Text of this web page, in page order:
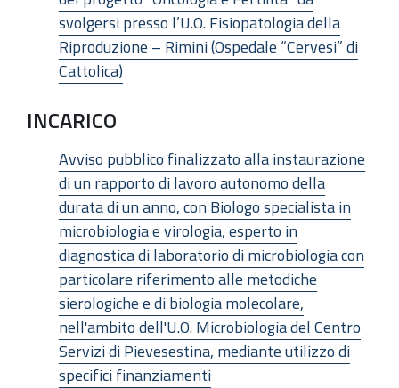
svolgersi presso l’U.O. Fisiopatologia della
Riproduzione – Rimini (Ospedale “Cervesi” di
Cattolica)
INCARICO
Avviso pubblico finalizzato alla instaurazione
di un rapporto di lavoro autonomo della
durata di un anno, con Biologo specialista in
microbiologia e virologia, esperto in
diagnostica di laboratorio di microbiologia con
particolare riferimento alle metodiche
sierologiche e di biologia molecolare,
nell'ambito dell'U.O. Microbiologia del Centro
Servizi di Pievesestina, mediante utilizzo di
specifici finanziamenti